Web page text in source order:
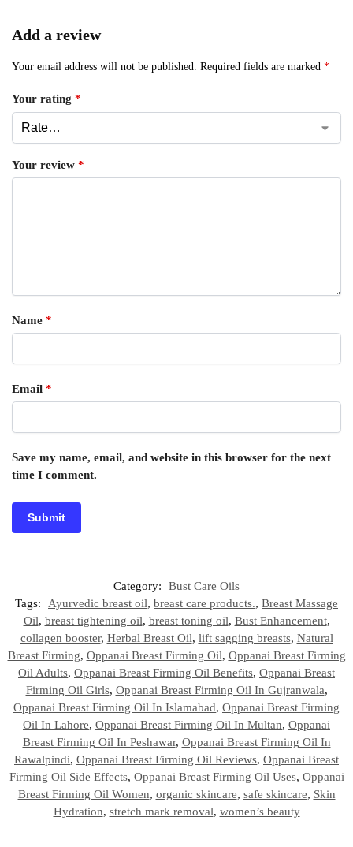
Add a review
Your email address will not be published. Required fields are marked *
Your rating *
Your review *
Name *
Email *
Save my name, email, and website in this browser for the next
time I comment.
Category:
Bust Care Oils
Tags:
Ayurvedic breast oil, breast care products., Breast Massage
Oil, breast tightening oil, breast toning oil, Bust Enhancement,
collagen booster, Herbal Breast Oil, lift sagging breasts, Natural
Breast Firming, Oppanai Breast Firming Oil, Oppanai Breast Firming
Oil Adults, Oppanai Breast Firming Oil Benefits, Oppanai Breast
Firming Oil Girls, Oppanai Breast Firming Oil In Gujranwala,
Oppanai Breast Firming Oil In Islamabad, Oppanai Breast Firming
Oil In Lahore, Oppanai Breast Firming Oil In Multan, Oppanai
Breast Firming Oil In Peshawar, Oppanai Breast Firming Oil In
Rawalpindi, Oppanai Breast Firming Oil Reviews, Oppanai Breast
Firming Oil Side Effects, Oppanai Breast Firming Oil Uses, Oppanai
Breast Firming Oil Women, organic skincare, safe skincare, Skin
Hydration, stretch mark removal, women’s beauty